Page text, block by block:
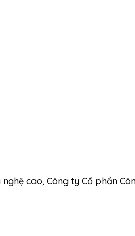
cao, Công ty Cổ phần